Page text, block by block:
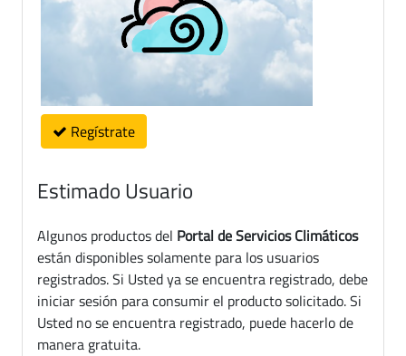
Regístrate
Estimado Usuario
Algunos productos del Portal de Servicios Climáticos
están disponibles solamente para los usuarios
registrados. Si Usted ya se encuentra registrado, debe
iniciar sesión para consumir el producto solicitado. Si
Usted no se encuentra registrado, puede hacerlo de
manera gratuita.